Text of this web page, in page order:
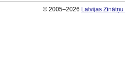
© 2005–2026 Latvijas